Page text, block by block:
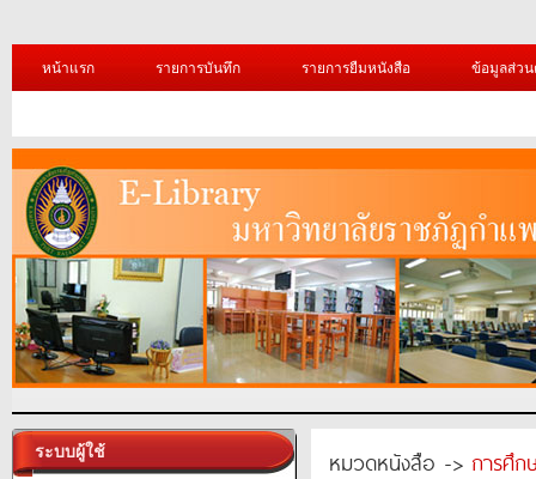
หน้าแรก รายการบันทึก รายการยืมหนังสือ ข้อมูลส่ว
ระบบผู้ใช้ หมวดหนังสือ -> การศึก